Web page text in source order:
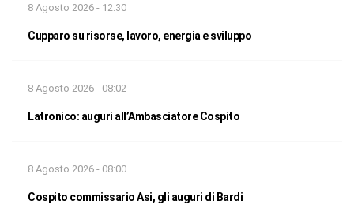
8 Agosto 2026 - 12:30
Cupparo su risorse, lavoro, energia e sviluppo
8 Agosto 2026 - 08:02
Latronico: auguri all’Ambasciatore Cospito
8 Agosto 2026 - 08:00
Cospito commissario Asi, gli auguri di Bardi